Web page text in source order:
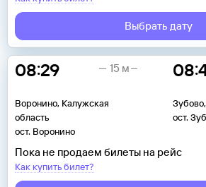
Выбрать дату
08:29
Воронино, Калужская
область
ост. Воронино
ост.
15 м
Пока не продаем билеты на рейс
Как купить билет?